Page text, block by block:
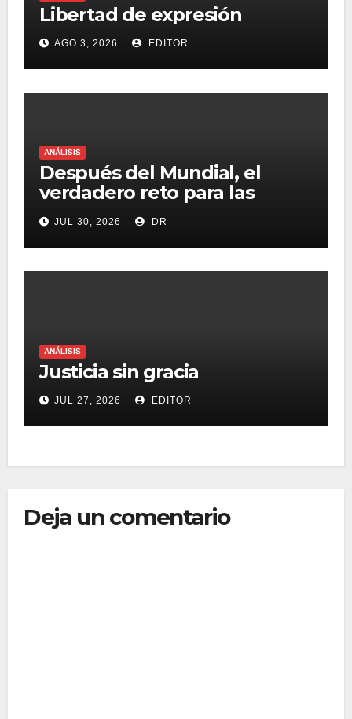
Libertad de expresión
AGO 3, 2026 EDITOR
ANÁLISIS
Después del Mundial, el
verdadero reto para las
marcas será destacar en un
mercado saturado
JUL 30, 2026 DR
ANÁLISIS
Justicia sin gracia
JUL 27, 2026 EDITOR
Deja un comentario